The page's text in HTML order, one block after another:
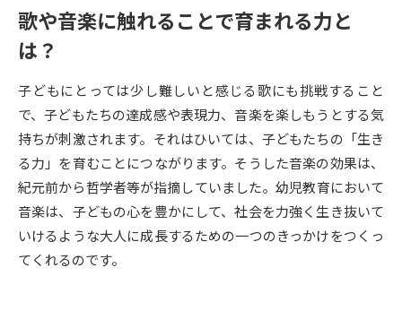
併願校選び 受験スケジュールを立てよう
新生活お役立ちガイド
学問発見 学問検索
大学で学びたい学問発見
歌や音楽に触れることで育まれる力と
は？
子どもにとっては少し難しいと感じる歌にも挑戦すること
で、子どもたちの達成感や表現力、音楽を楽しもうとする気
持ちが刺激されます。それはひいては、子どもたちの「生き
る力」を育むことにつながります。そうした音楽の効果は、
紀元前から哲学者等が指摘していました。幼児教育において
音楽は、子どもの心を豊かにして、社会を力強く生き抜いて
いけるような大人に成長するための一つのきっかけをつくっ
てくれるのです。